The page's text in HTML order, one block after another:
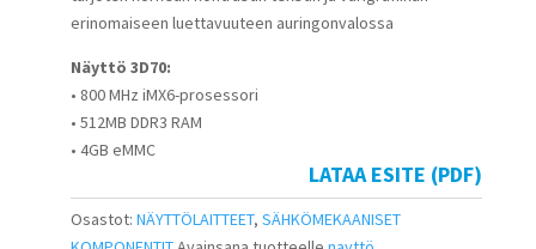
erinomaiseen luettavuuteen auringonvalossa
Näyttö 3D70:
• 800 MHz iMX6-prosessori
• 512MB DDR3 RAM
• 4GB eMMC
LATAA ESITE (PDF)
Osastot: NÄYTTÖLAITTEET, SÄHKÖMEKAANISET